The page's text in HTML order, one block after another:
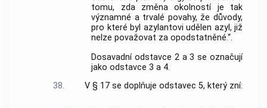
tomu, zda změna okolností je tak
významné a trvalé povahy, že důvody,
pro které byl azylantovi udělen azyl, již
nelze považovat za opodstatněné.“.
Dosavadní odstavce 2 a 3 se označují
jako odstavce 3 a 4.
38.
V § 17 se doplňuje odstavec 5, který zní: